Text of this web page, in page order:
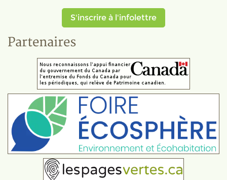
S'inscrire à l'infolettre
Partenaires